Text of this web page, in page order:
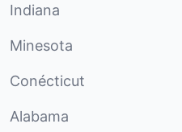
Indiana
Minesota
Conécticut
Alabama